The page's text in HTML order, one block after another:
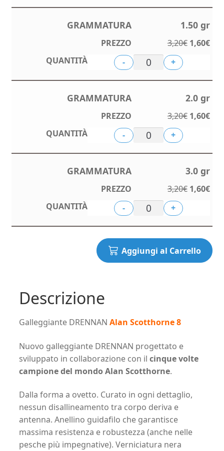
era:
3,20€.
è:
1.50 gr
3,20€ Il
era:
3,20€.
1,60€Il
è:
- +
2.0 gr
3,20€ Il
era:
3,20€.
1,60€Il
è:
- +
3.0 gr
3,20€ Il
era:
3,20€.
1,60€Il
è:
- +
Aggiungi al Carrello
Descrizione
Galleggiante DRENNAN Alan Scotthorne 8
Nuovo galleggiante DRENNAN progettato e
sviluppato in collaborazione con il cinque volte
campione del mondo Alan Scotthorne.
Dalla forma a ovetto. Curato in ogni dettaglio,
nessun disallineamento tra corpo deriva e
antenna. Anellino guidafilo che garantisce
massima resistenza e robustezza (anche nelle
pesche più impegnative). Verniciatura nera